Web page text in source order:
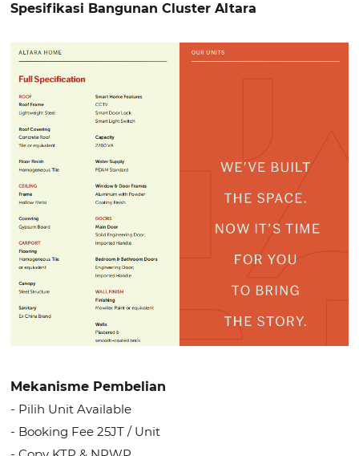
Spesifikasi Bangunan Cluster Altara
Mekanisme Pembelian
- Pilih Unit Available
- Booking Fee 25JT / Unit